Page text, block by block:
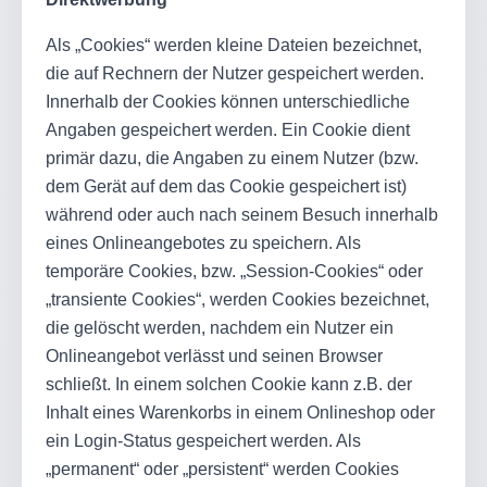
Als „Cookies“ werden kleine Dateien bezeichnet,
die auf Rechnern der Nutzer gespeichert werden.
Innerhalb der Cookies können unterschiedliche
Angaben gespeichert werden. Ein Cookie dient
primär dazu, die Angaben zu einem Nutzer (bzw.
dem Gerät auf dem das Cookie gespeichert ist)
während oder auch nach seinem Besuch innerhalb
eines Onlineangebotes zu speichern. Als
temporäre Cookies, bzw. „Session-Cookies“ oder
„transiente Cookies“, werden Cookies bezeichnet,
die gelöscht werden, nachdem ein Nutzer ein
Onlineangebot verlässt und seinen Browser
schließt. In einem solchen Cookie kann z.B. der
Inhalt eines Warenkorbs in einem Onlineshop oder
ein Login-Status gespeichert werden. Als
„permanent“ oder „persistent“ werden Cookies